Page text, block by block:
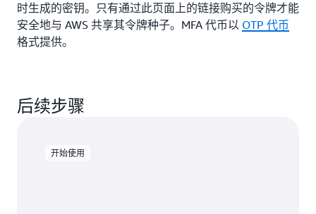
时生成的密钥。只有通过此页面上的链接购买的令牌才能
安全地与 AWS 共享其令牌种子。MFA 代币以 OTP 代币
格式提供。
后续步骤
开始使用